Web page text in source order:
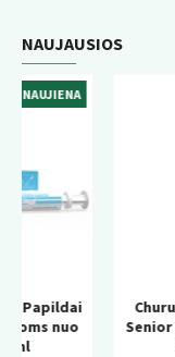
NAUJAUSIOS
Churu Salmon
Senior kreminis
katėms